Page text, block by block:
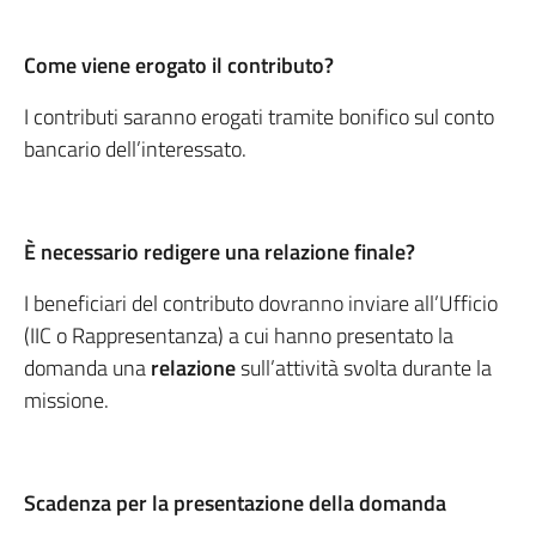
Come viene erogato il contributo?
I contributi saranno erogati tramite bonifico sul conto
bancario dell’interessato.
È necessario redigere una relazione finale?
I beneficiari del contributo dovranno inviare all’Ufficio
(IIC o Rappresentanza) a cui hanno presentato la
domanda unarelazionesull’attività svolta durante la
missione.
Scadenza per la presentazione della domanda